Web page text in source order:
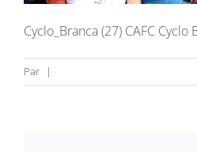
La revue
Newsletter
Cyclo_Branca (27) CAFC
Par |